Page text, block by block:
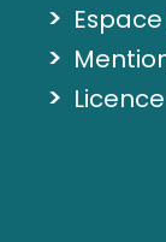
>
>
>